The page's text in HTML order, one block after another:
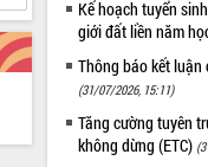
Kế hoạch tuyển
giới đất liền năm
Thông báo kết
(31/07/2026, 15:11)
Tăng cường tuyên
không dừng (ETC)